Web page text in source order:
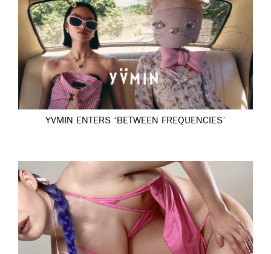
YVMIN ENTERS ‘BETWEEN FREQUENCIES’